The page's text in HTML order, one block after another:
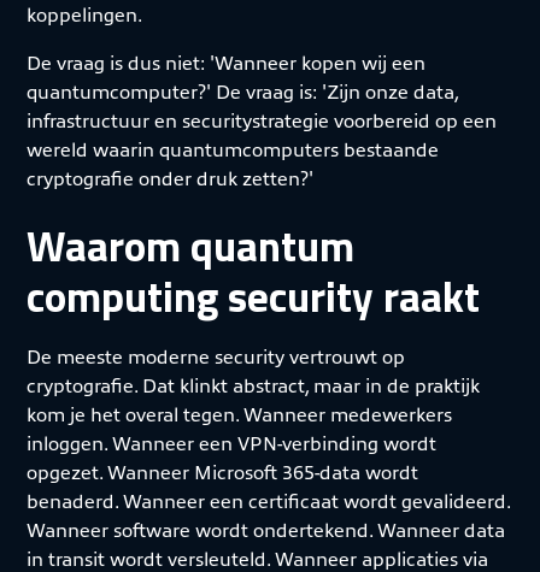
koppelingen.
De vraag is dus niet: 'Wanneer kopen wij een
quantumcomputer?' De vraag is: 'Zijn onze data,
infrastructuur en securitystrategie voorbereid op een
wereld waarin quantumcomputers bestaande
cryptografie onder druk zetten?'
Waarom quantum
computing security raakt
De meeste moderne security vertrouwt op
cryptografie. Dat klinkt abstract, maar in de praktijk
kom je het overal tegen. Wanneer medewerkers
inloggen. Wanneer een VPN-verbinding wordt
opgezet. Wanneer Microsoft 365-data wordt
benaderd. Wanneer een certificaat wordt gevalideerd.
Wanneer software wordt ondertekend. Wanneer data
in transit wordt versleuteld. Wanneer applicaties via